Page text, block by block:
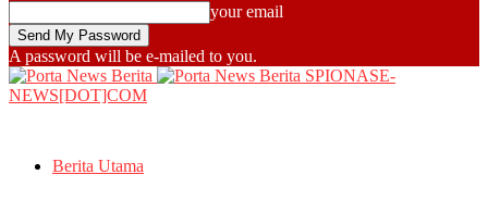
your email
A password will be e-mailed to you.
SPIONASE-
NEWS[DOT]COM
Berita Utama